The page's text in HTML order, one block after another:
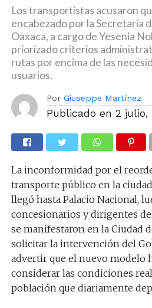
Los transportistas acusaron
encabezado por la Secretaría
Oaxaca, a cargo de Yesenia
priorizado criterios
rutas por encima de las
usuarios.
Por Giuseppe Martínez
Publicado en 2 julio,
La inconformidad por el
transporte público en la ciudad
llegó hasta Palacio Nacional,
concesionarios y dirigentes
se manifestaron en la Ciudad
solicitar la intervención del
advertir que el nuevo modelo
considerar las condiciones
población que diariamente